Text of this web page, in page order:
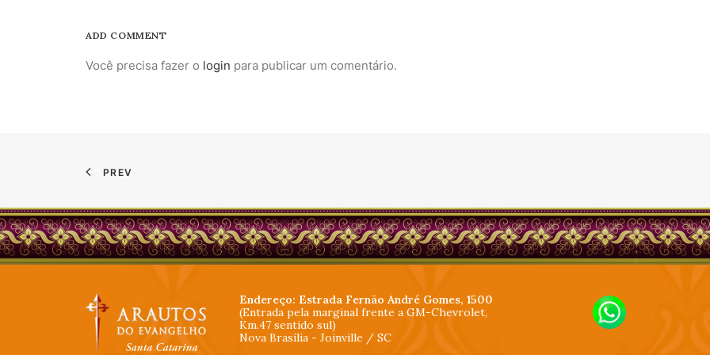
ADD COMMENT
Você precisa fazer o login para publicar um comentário.
PREV
Endereço: Estrada Fernão André Gomes, 1500
(Entrada pela marginal frente a GM-Chevrolet,
Km.47 sentido sul)
Nova Brasília - Joinville / SC